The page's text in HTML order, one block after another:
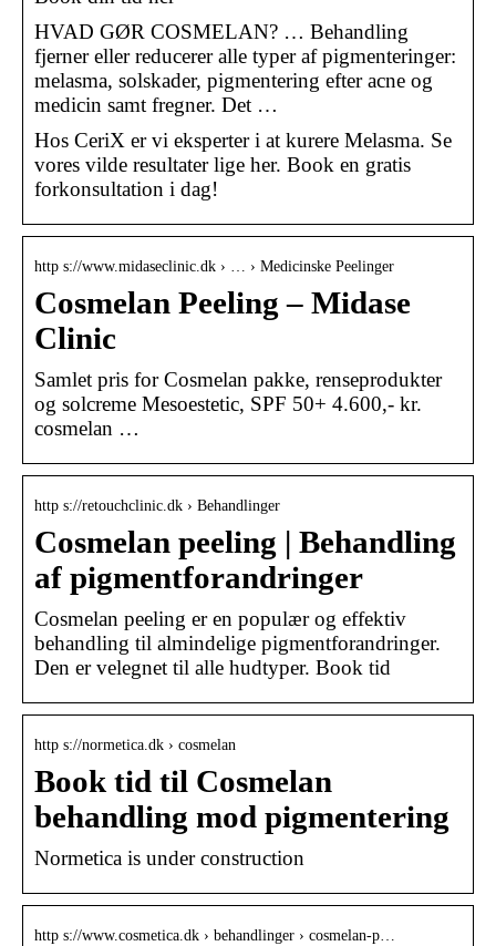
HVAD GØR COSMELAN? … Behandling
fjerner eller reducerer alle typer af pigmenteringer:
melasma, solskader, pigmentering efter acne og
medicin samt fregner. Det …
Hos CeriX er vi eksperter i at kurere Melasma. Se
vores vilde resultater lige her. Book en gratis
forkonsultation i dag!
http s://www.midaseclinic.dk › … › Medicinske Peelinger
Cosmelan Peeling – Midase
Clinic
Samlet pris for Cosmelan pakke, renseprodukter
og solcreme Mesoestetic, SPF 50+ 4.600,- kr.
cosmelan …
http s://retouchclinic.dk › Behandlinger
Cosmelan peeling | Behandling
af pigmentforandringer
Cosmelan peeling er en populær og effektiv
behandling til almindelige pigmentforandringer.
Den er velegnet til alle hudtyper. Book tid
http s://normetica.dk › cosmelan
Book tid til Cosmelan
behandling mod pigmentering
Normetica is under construction
http s://www.cosmetica.dk › behandlinger › cosmelan-p…